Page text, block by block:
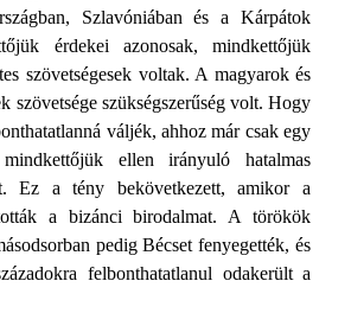
Szlavóniában és a Kárpátok
érdekei azonosak, mindkettőjük
szövetségesek voltak. A magyarok és
szövetsége szükségszerűség volt. Hogy
váljék, ahhoz már csak egy
ellen irányuló hatalmas
Ez a tény bekövetkezett, amikor a
a bizánci birodalmat. A törökök
pedig Bécset fenyegették, és
felbonthatatlanul odakerült a